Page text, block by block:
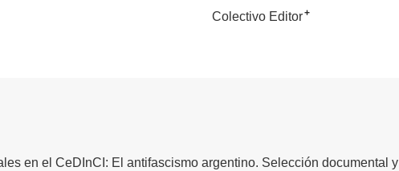
Colectivo Editor+
en el CeDInCI: El antifascismo argentino. Selección documental y